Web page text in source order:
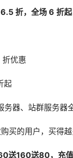
折，全场 6 折起
优惠
起
务器、站群服务器
买的用户，买得
送160送80，充